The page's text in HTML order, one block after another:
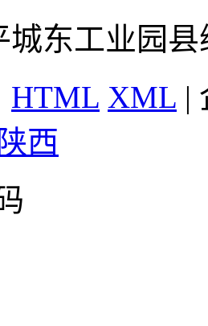
城东工业园县
HTML XML |
陕西